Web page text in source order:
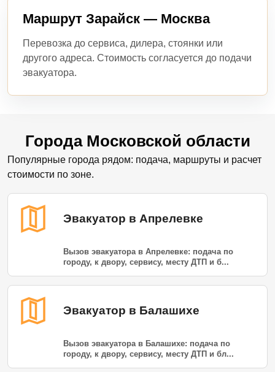
Маршрут Зарайск — Москва
Перевозка до сервиса, дилера, стоянки или
другого адреса. Стоимость согласуется до подачи
эвакуатора.
Города Московской области
Популярные города рядом: подача, маршруты и расчет
стоимости по зоне.
Эвакуатор в Апрелевке
Вызов эвакуатора в Апрелевке: подача по
городу, к двору, сервису, месту ДТП и б...
Эвакуатор в Балашихе
Вызов эвакуатора в Балашихе: подача по
городу, к двору, сервису, месту ДТП и бл...